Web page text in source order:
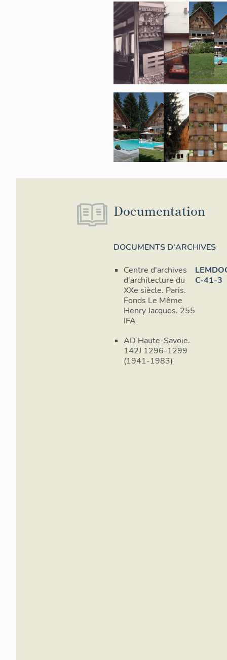
Documentation
DOCUMENTS D'ARCHIVES
Centre d'archives
d'architecture du
XXe siècle. Paris.
Fonds Le Même
Henry Jacques. 255
IFA
C-41-3
AD Haute-Savoie.
142J 1296-1299
(1941-1983)